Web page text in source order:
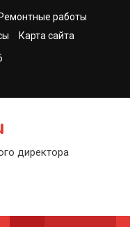
Ремонтные работы
Карта сайта
директора